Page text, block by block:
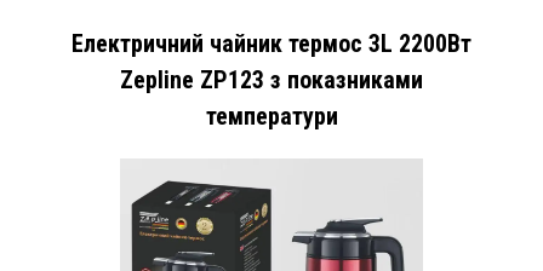
Електричний чайник термос 3L 2200Вт
Zepline ZP123 з показниками
температури